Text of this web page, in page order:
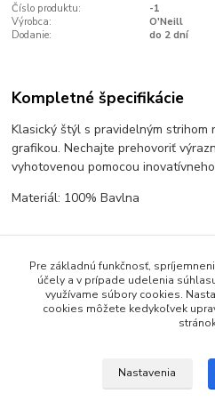
Číslo produktu:
-1
Výrobca:
O'Neill
Dodanie:
do 2 dní
Kompletné špecifikácie
Klasický štýl s pravidelným
grafikou. Nechajte prehovoriť
vyhotovenou pomocou
Materiál: 100% Bavlna
Tovar zaradený v
Pre základnú funkčnosť,
účely a v prípade udelenia
využívame súbory cookies.
cookies môžete kedykoľvek
Nastavenia